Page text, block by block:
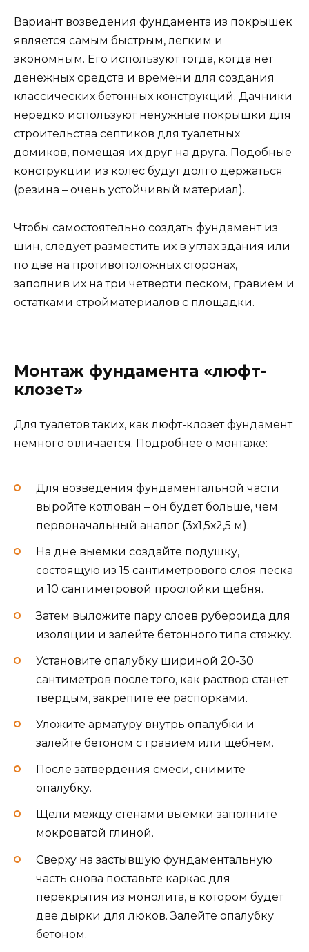
Вариант возведения фундамента из покрышек
является самым быстрым, легким и
экономным. Его используют тогда, когда нет
денежных средств и времени для создания
классических бетонных конструкций. Дачники
нередко используют ненужные покрышки для
строительства септиков для туалетных
домиков, помещая их друг на друга. Подобные
конструкции из колес будут долго держаться
(резина – очень устойчивый материал).
Чтобы самостоятельно создать фундамент из
шин, следует разместить их в углах здания или
по две на противоположных сторонах,
заполнив их на три четверти песком, гравием и
остатками стройматериалов с площадки.
Монтаж фундамента «люфт-
клозет»
Для туалетов таких, как люфт-клозет фундамент
немного отличается. Подробнее о монтаже:
Для возведения фундаментальной части
выройте котлован – он будет больше, чем
первоначальный аналог (3х1,5х2,5 м).
На дне выемки создайте подушку,
состоящую из 15 сантиметрового слоя песка
и 10 сантиметровой прослойки щебня.
Затем выложите пару слоев рубероида для
изоляции и залейте бетонного типа стяжку.
Установите опалубку шириной 20-30
сантиметров после того, как раствор станет
твердым, закрепите ее распорками.
Уложите арматуру внутрь опалубки и
залейте бетоном с гравием или щебнем.
После затвердения смеси, снимите
опалубку.
Щели между стенами выемки заполните
мокроватой глиной.
Сверху на застывшую фундаментальную
часть снова поставьте каркас для
перекрытия из монолита, в котором будет
две дырки для люков. Залейте опалубку
бетоном.